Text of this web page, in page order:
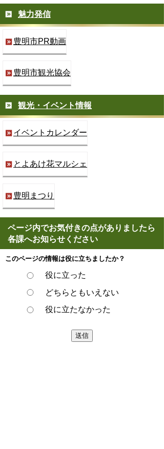
魅力発信
豊明市PR動画
豊明市観光協会
観光・イベント情報
イベントカレンダー
とよあけ花マルシェ
豊明まつり
ページ内でお気付きの点がありましたら
各課へお知らせください
このページの情報は役に立ちましたか？
役に立った
どちらともいえない
役に立たなかった